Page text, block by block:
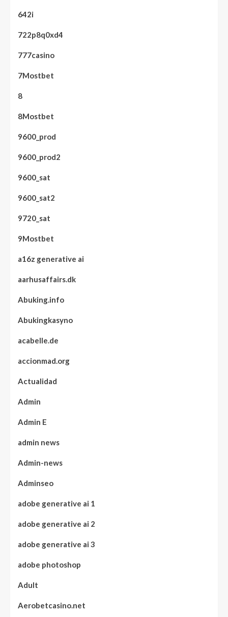
642i
722p8q0xd4
777casino
7Mostbet
8
8Mostbet
9600_prod
9600_prod2
9600_sat
9600_sat2
9720_sat
9Mostbet
a16z generative ai
aarhusaffairs.dk
Abuking.info
Abukingkasyno
acabelle.de
accionmad.org
Actualidad
Admin
Admin E
admin news
Admin-news
Adminseo
adobe generative ai 1
adobe generative ai 2
adobe generative ai 3
adobe photoshop
Adult
Aerobetcasino.net